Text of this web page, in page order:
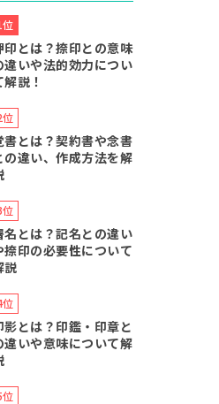
印とは？捺印との意味
違いや法的効力につい
解説！
書とは？契約書や念書
の違い、作成方法を解
名とは？記名との違い
捺印の必要性について
説
影とは？印鑑・印章と
違いや意味について解